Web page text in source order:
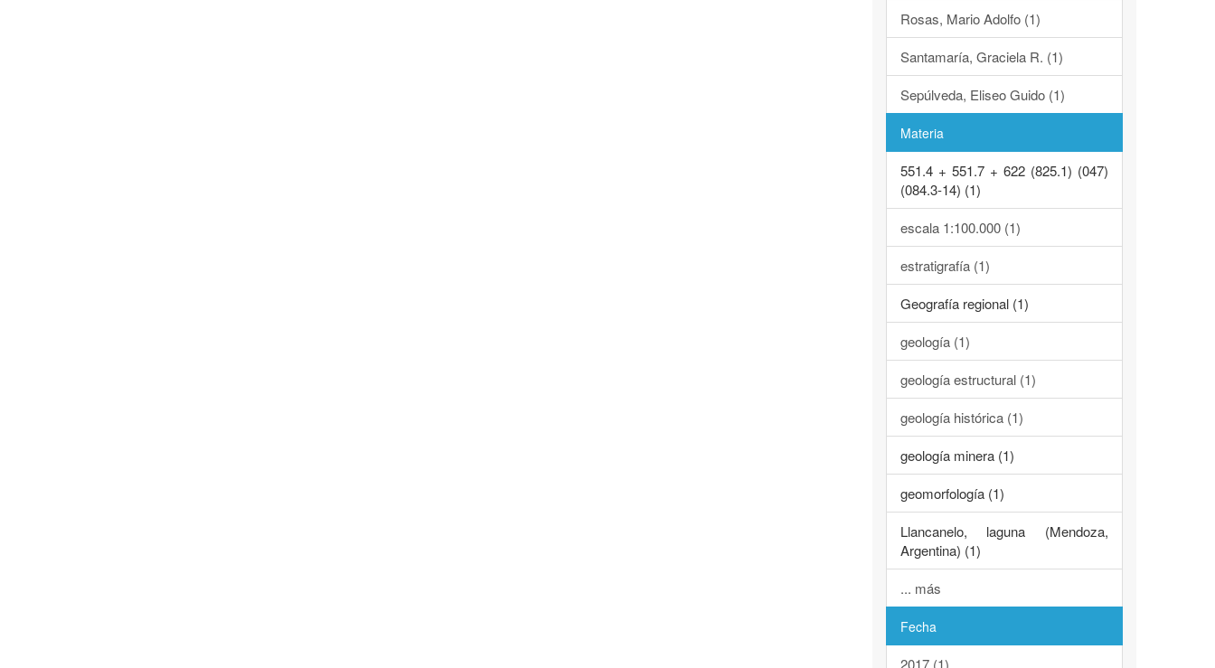
Rosas, Mario Adolfo (1)
Santamaría, Graciela R. (1)
Sepúlveda, Eliseo Guido (1)
Materia
551.4 + 551.7 + 622 (825.1) (047)
(084.3-14) (1)
escala 1:100.000 (1)
estratigrafía (1)
Geografía regional (1)
geología (1)
geología estructural (1)
geología histórica (1)
geología minera (1)
geomorfología (1)
Llancanelo, laguna (Mendoza,
Argentina) (1)
... más
Fecha
2017 (1)